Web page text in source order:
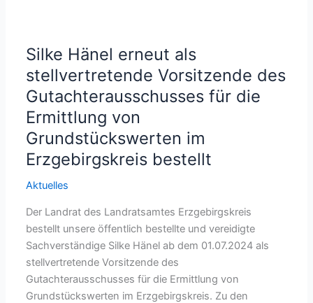
Silke Hänel erneut als
stellvertretende Vorsitzende des
Gutachterausschusses für die
Ermittlung von
Grundstückswerten im
Erzgebirgskreis bestellt
Aktuelles
Der Landrat des Landratsamtes Erzgebirgskreis
bestellt unsere öffentlich bestellte und vereidigte
Sachverständige Silke Hänel ab dem 01.07.2024 als
stellvertretende Vorsitzende des
Gutachterausschusses für die Ermittlung von
Grundstückswerten im Erzgebirgskreis. Zu den